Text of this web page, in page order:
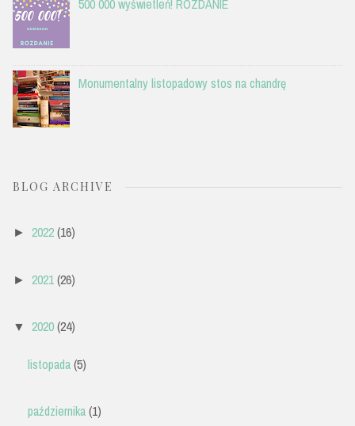
500 000 wyświetleń! ROZDANIE
Monumentalny listopadowy stos na chandrę
BLOG ARCHIVE
► 2022(16)
► 2021(26)
▼ 2020(24)
listopada(5)
października(1)